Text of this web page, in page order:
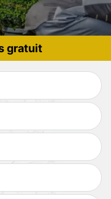
gratuit